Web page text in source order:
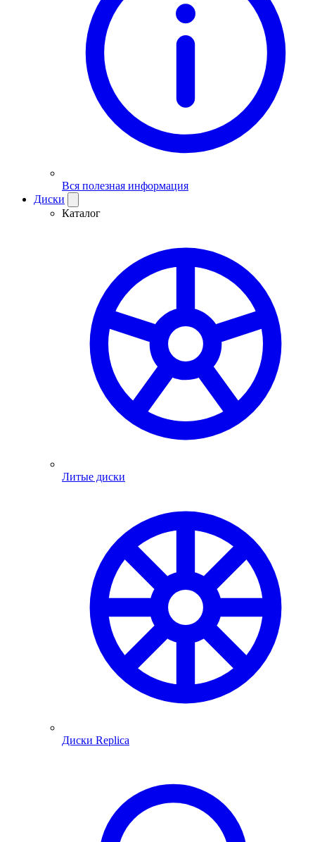
Вся полезная информация
Диски
Каталог
Литые диски
Диски Replica